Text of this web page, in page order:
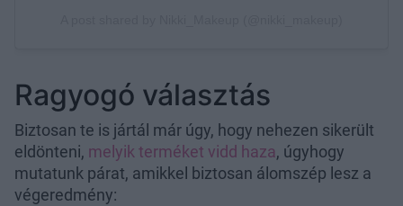
Ragyogó választás
Biztosan te is jártál már úgy, hogy nehezen sikerült
eldönteni, melyik terméket vidd haza, úgyhogy
mutatunk párat, amikkel biztosan álomszép lesz a
végeredmény: